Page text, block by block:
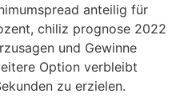
anteilig für
chiliz prognose 2022
und Gewinne
Option verbleibt
zu erzielen.